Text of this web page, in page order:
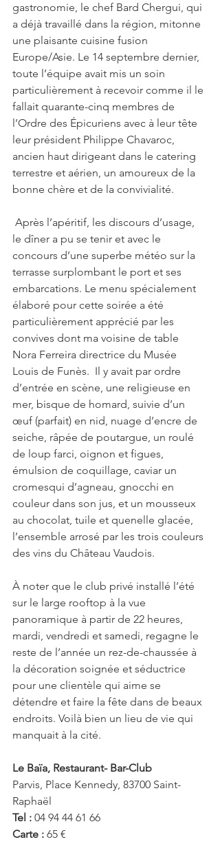
gastronomie, le chef Bard Chergui, qui
a déjà travaillé dans la région, mitonne
une plaisante cuisine fusion
Europe/Asie. Le 14 septembre dernier,
toute l’équipe avait mis un soin
particulièrement à recevoir comme il le
fallait quarante-cinq membres de
l’Ordre des Épicuriens avec à leur tête
leur président Philippe Chavaroc,
ancien haut dirigeant dans le catering
terrestre et aérien, un amoureux de la
bonne chère et de la convivialité.
le dîner a pu se tenir et avec le
concours d’une superbe météo sur la
terrasse surplombant le port et ses
embarcations. Le menu spécialement
élaboré pour cette soirée a été
particulièrement apprécié par les
convives dont ma voisine de table
Nora Ferreira directrice du Musée
Louis de Funès.  Il y avait par ordre
d’entrée en scène, une religieuse en
mer, bisque de homard, suivie d’un
œuf (parfait) en nid, nuage d’encre de
seiche, râpée de poutargue, un roulé
de loup farci, oignon et figues,
émulsion de coquillage, caviar un
cromesqui d’agneau, gnocchi en
couleur dans son jus, et un mousseux
au chocolat, tuile et quenelle glacée,
l’ensemble arrosé par les trois couleurs
des vins du Château Vaudois.
À noter que le club privé installé l’été
sur le large rooftop à la vue
panoramique à partir de 22 heures,
mardi, vendredi et samedi, regagne le
reste de l’année un rez-de-chaussée à
la décoration soignée et séductrice
pour une clientèle qui aime se
détendre et faire la fête dans de beaux
endroits. Voilà bien un lieu de vie qui
manquait à la cité.
Le Baïa, Restaurant- Bar-Club
Parvis, Place Kennedy, 83700 Saint-
Raphaël
Tel : 04 94 44 61 66
Carte : 65 €